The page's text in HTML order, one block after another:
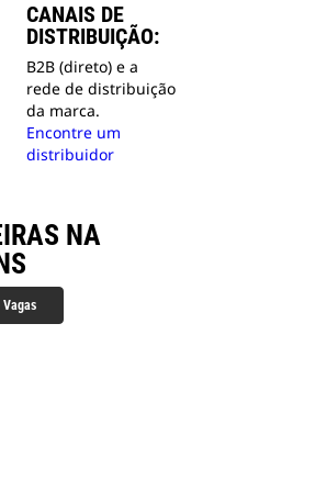
CANAIS DE
DISTRIBUIÇÃO:
B2B (direto) e a
rede de distribuição
da marca.
Encontre um
distribuidor
NA
Vagas